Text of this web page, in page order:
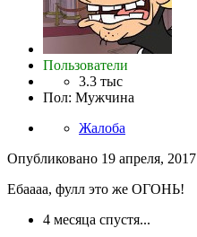
Пользователи
3.3 тыс
Пол: Мужчина
Жалоба
Опубликовано 19 апреля, 2017
Ебаааа, фулл это же ОГОНЬ!
4 месяца спустя...